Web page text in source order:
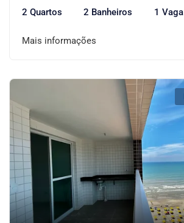
2 Quartos 2 Banheiros 1 Vaga
Mais informações